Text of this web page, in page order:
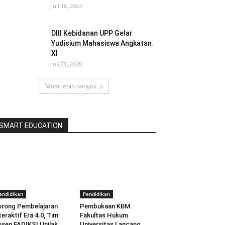
Juli 16, 2024
DIII Kebidanan UPP Gelar
Yudisium Mahasiswa Angkatan
XI
Juli 21, 2020
Muat lebih banyak
EDUCATION
Pembelajaran
Era 4.0, Tim
Pendidikan
Pembukaan KBM
Fakultas Hukum